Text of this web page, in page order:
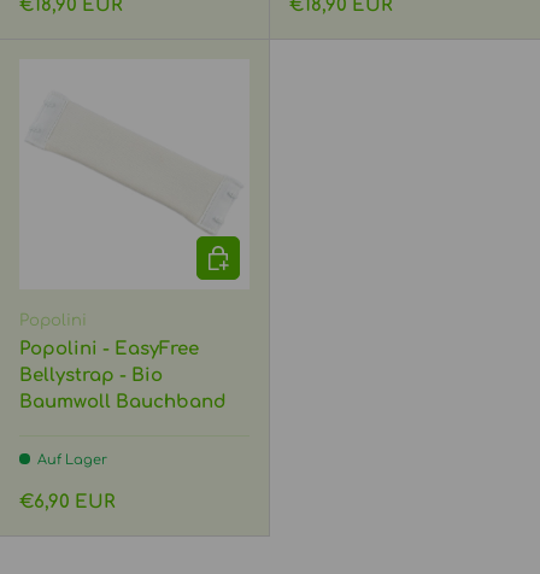
€18,90 EUR €18,90 EUR
Popolini
Popolini - EasyFree
Bellystrap - Bio
Baumwoll Bauchband
Auf Lager
Normaler Preis
€6,90 EUR
OPTIONEN AUSWÄHLEN